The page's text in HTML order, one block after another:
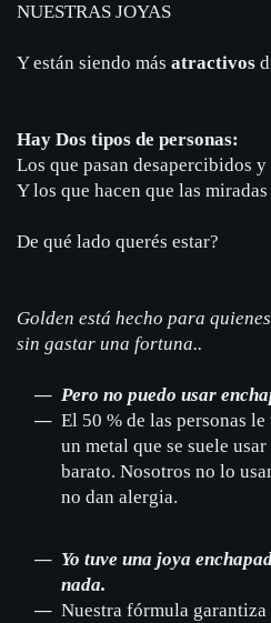
NUESTRAS JOYAS
Y están siendo más atractivos
Hay Dos tipos de personas:
Los que pasan desapercibidos
Y los que hacen que las miradas
De qué lado querés estar?
Golden está hecho para
sin gastar una fortuna..
Pero no puedo usar
El 50 % de las personas
un metal que se suele
barato. Nosotros no lo
no dan alergia.
Yo tuve una joya
nada.
Nuestra fórmula